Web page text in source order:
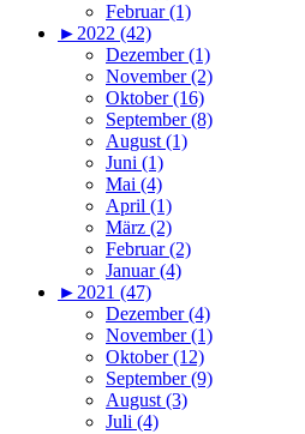
Februar (1)
► 2022 (42)
Dezember (1)
November (2)
Oktober (16)
September (8)
August (1)
Juni (1)
Mai (4)
April (1)
März (2)
Februar (2)
Januar (4)
► 2021 (47)
Dezember (4)
November (1)
Oktober (12)
September (9)
August (3)
Juli (4)